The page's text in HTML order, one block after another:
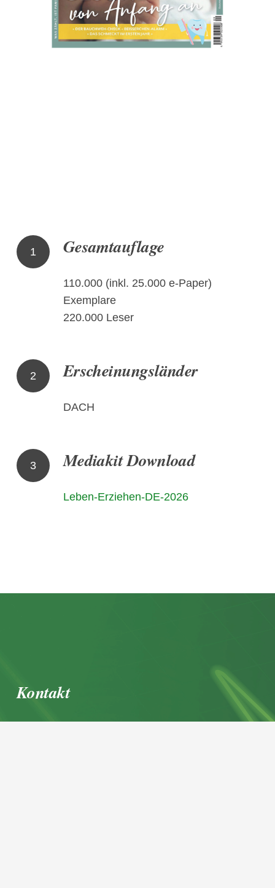
1 Gesamtauflage
110.000 (inkl. 25.000 e-Paper)
Exemplare
220.000 Leser
2 Erscheinungsländer
DACH
3 Mediakit Download
Leben-Erziehen-DE-2026
Kontakt